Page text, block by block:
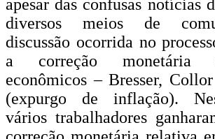
apesar das confusas notícias
diversos meios de
discussão ocorrida no
a correção monetária
econômicos – Bresser,
(expurgo de inflação).
vários trabalhadores